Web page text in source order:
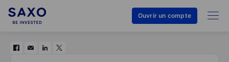
Ouvrir un compte